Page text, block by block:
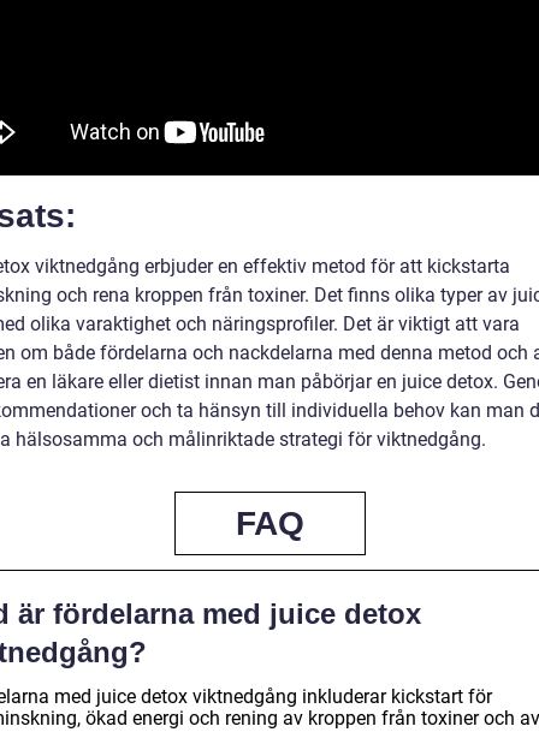
viktnedgång erbjuder en effektiv metod för att kickstarta
och rena kroppen från toxiner. Det finns olika typer av
olika varaktighet och näringsprofiler. Det är viktigt att vara
om både fördelarna och nackdelarna med denna metod och
en läkare eller dietist innan man påbörjar en juice detox.
och ta hänsyn till individuella behov kan man
hälsosamma och målinriktade strategi för viktnedgång.
FAQ
är fördelarna med juice detox
med juice detox viktnedgång inkluderar kickstart för
ökad energi och rening av kroppen från toxiner och